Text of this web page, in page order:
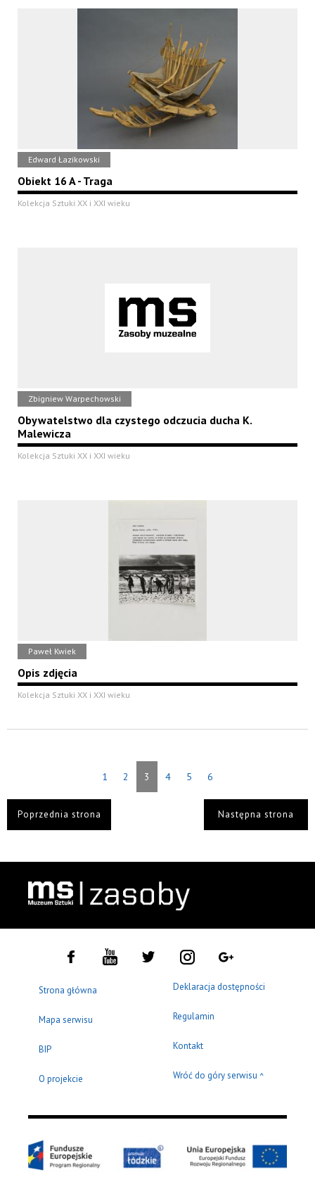
Edward Łazikowski
Obiekt 16 A - Traga
Kolekcja Sztuki XX i XXI wieku
Zbigniew Warpechowski
Obywatelstwo dla czystego odczucia ducha K.
Malewicza
Kolekcja Sztuki XX i XXI wieku
Paweł Kwiek
Opis zdjęcia
Kolekcja Sztuki XX i XXI wieku
1 2 3 4 5 6
Poprzednia strona Następna strona
Strona główna
Mapa serwisu
BIP
O projekcie
Deklaracja dostępności
Regulamin
Kontakt
Wróć do góry serwisu ^